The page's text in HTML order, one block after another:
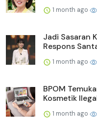
1 month ago
Jadi Sasaran
Respons
1 month ago
BPOM
Kosmetik
1 month ago